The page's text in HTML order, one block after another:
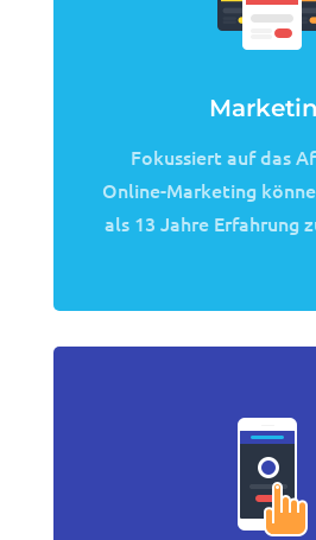
Fokussiert auf das
Online-Marketing
als 13 Jahre Erfahrung